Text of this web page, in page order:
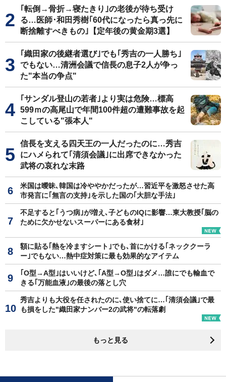
｢転倒→骨折→寝たきり｣の老後が待ち受け
る…医師･和田秀樹｢60代になったら真っ先に
断捨離すべきもの｣【定年後の黄金期3選】
｢織田家の後継者選び｣でも｢秀吉の一人勝ち｣
でもない…清洲会議で信長の息子2人が争っ
た"本当の争点"
｢サンダル登山の若者｣より実は危険…標高
599ｍの高尾山で年間100件超の遭難事故を起
こしている"張本人"
信長を支える四天王の一人だったのに…秀吉
にハメられて｢清須会議｣に出席できなかった
武将の哀れな末路
米国は曖昧､韓国は冷ややかだったが…習近平を激怒させた高
市発言に｢無言の支持｣を示した国の｢大胆な手法｣
不足すると｢うつ病｣が増え､子どものIQに影響…東大教授｢脳の
ために欠かせないスーパーにある食材｣
額に貼る｢熱を冷ますシート｣でも､首にかける｢ネッククーラ
ー｣でもない…熱中症対策に最も効果的なアイテム
｢O型→A型｣はいいけど､｢A型→O型｣はダメ…誰にでも輸血で
きる｢万能血液｣の最後の落とし穴
秀吉よりも大役を任されたのに､使い捨てに…｢清須会議｣で最
も損をした"織田家ナンバー2の武将"の転落劇
もっと見る